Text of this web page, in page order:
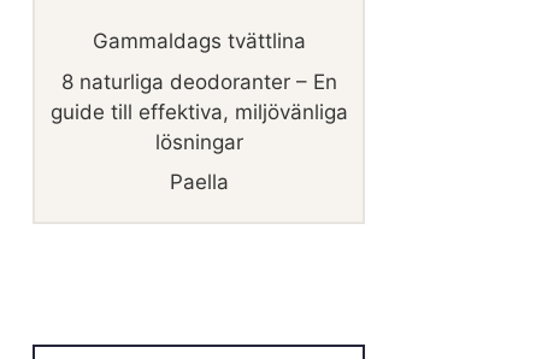
Gammaldags tvättlina
8 naturliga deodoranter – En
guide till effektiva, miljövänliga
lösningar
Paella